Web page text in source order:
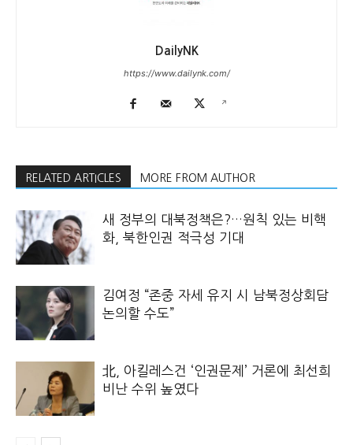
DailyNK
https://www.dailynk.com/
RELATED ARTICLES MORE FROM AUTHOR
새 정부의 대북정책은?…원칙 있는 비핵
화, 북한인권 적극성 기대
김여정 “존중 자세 유지 시 남북정상회담
논의할 수도”
北, 아킬레스건 ‘인권문제’ 거론에 최선희
비난 수위 높였다